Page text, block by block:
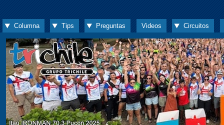
Columna Tips Preguntas Videos Circuitos